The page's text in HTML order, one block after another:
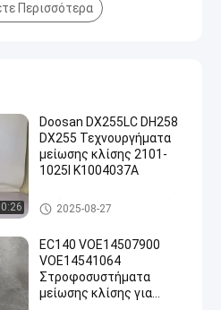
Περισσότερα
Doosan DX255LC DH258
DX255 Τεχνουργήματα
μείωσης κλίσης 2101-
1025I K1004037A
κιβώτιο ταχυτήτων ταλάντ
ευσης
2025-08-27
EC140 VOE14507900
VOE14541064
Στροφοσυστήματα
μείωσης κλίσης για